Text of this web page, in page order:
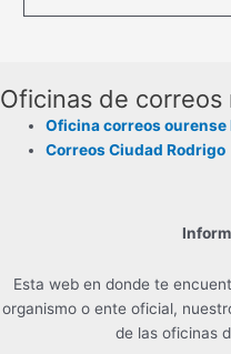
Oficinas de correos
Oficina correos ourense
Correos Ciudad Rodrigo
Esta web en donde te
organismo o ente oficial,
de las oficinas